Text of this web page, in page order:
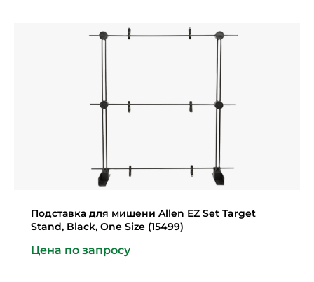
Подставка для мишени Allen EZ Set Target
Stand, Black, One Size (15499)
Цена по запросу